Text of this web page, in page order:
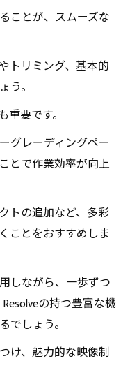
で動画編集
アップガイド
ことが、スムーズな
トリミング、基本的
う。
要です。
グレーディングペー
とで作業効率が向上
トの追加など、多彩
ことをおすすめしま
しながら、一歩ずつ
の持つ豊富な機
でしょう。
け、魅力的な映像制